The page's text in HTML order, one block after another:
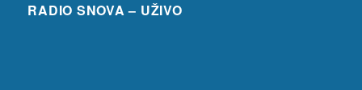
RADIO SNOVA – UŽIVO